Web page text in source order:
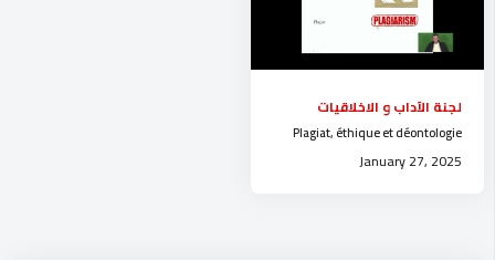
لجنة الآداب و الاخلاقيات
Plagiat, éthique et déontologie
January 27, 2025